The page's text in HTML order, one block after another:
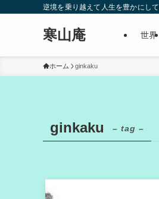
逆境を乗り越えて人生を豊かにして
寒山庵 世界
ホーム ginkaku
ginkaku – tag –